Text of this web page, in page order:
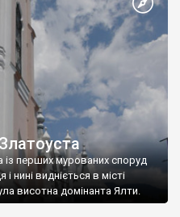
перших мурованих споруд
нині видніється в місті
висотна домінанта Ялти.